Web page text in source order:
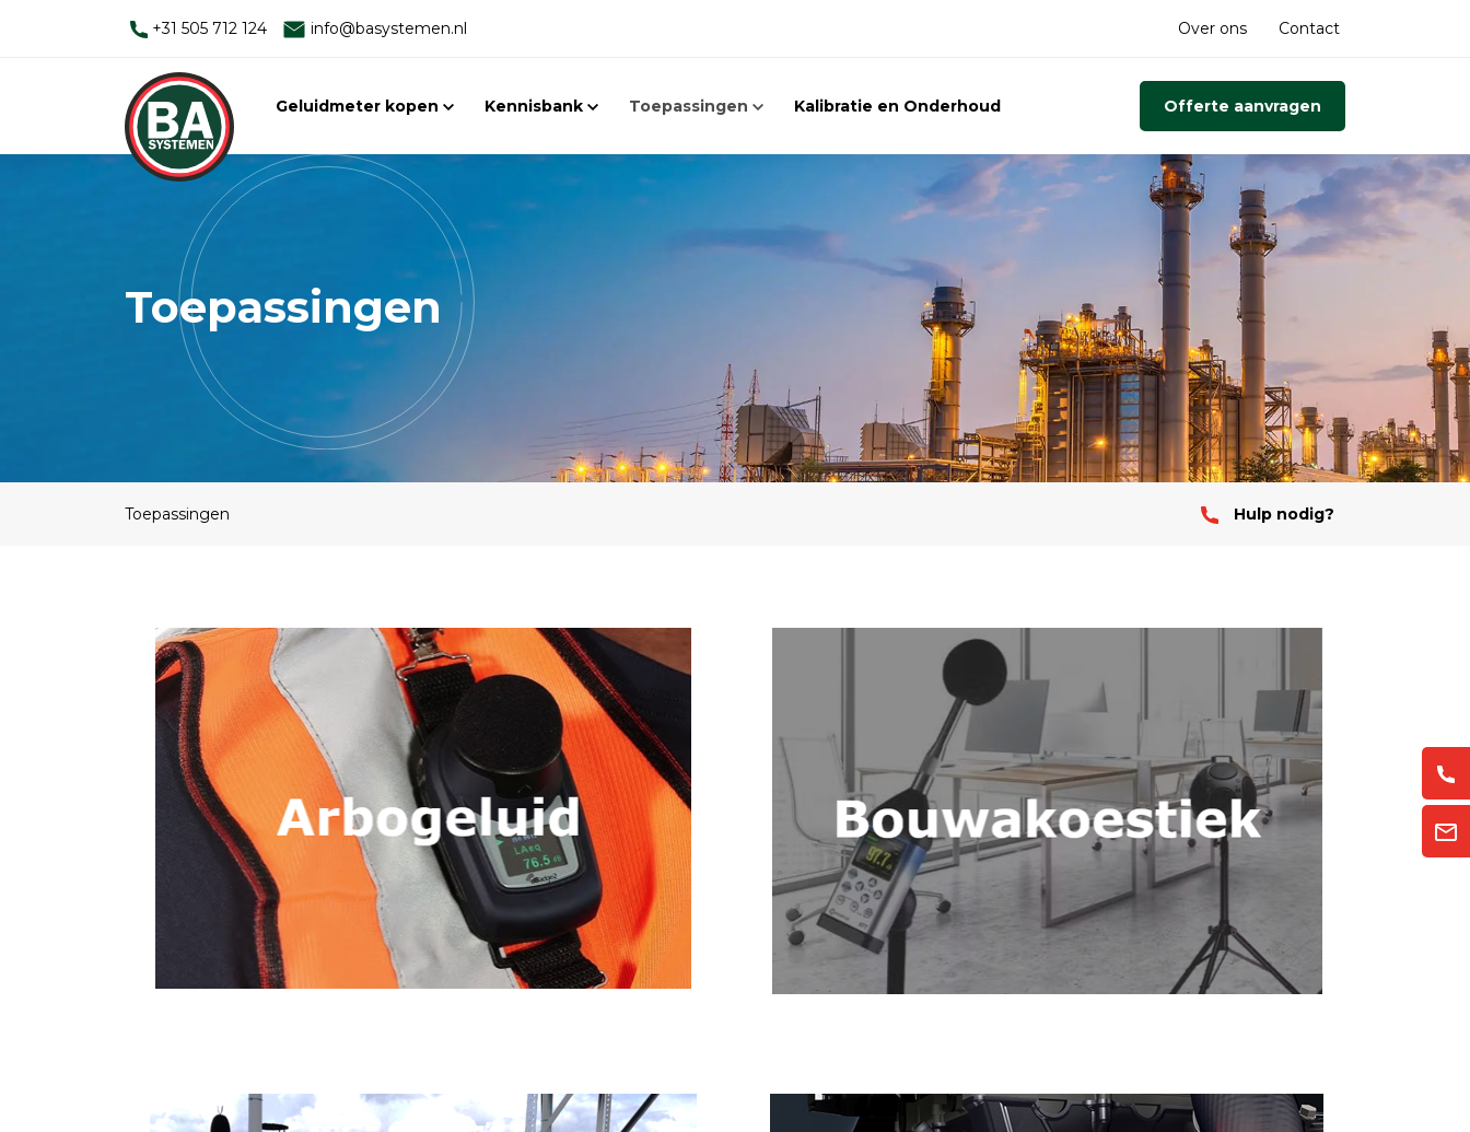
+31 505 712 124 info@basystemen.nl Over ons Contact
Geluidmeter kopen
Verkoop
Bekijk in dit menu een greep van de geluidmeters die
u bij BaSystemen kunt aanschaffen. Kijkt u liever
samen met ons, of ontvangt u graag advies? Onze
mensen staan u maar al te graag te woord!
Geluidsdosismeters
Omgevingsmonitoring
Geluidsbronnen
Kennisbank Toepassingen Kalibratie en Onderhoud Offerte aanvragen
Toepassingen
Toepassingen Hulp nodig?